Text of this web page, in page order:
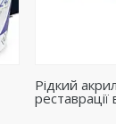
Рідкий
реставрації